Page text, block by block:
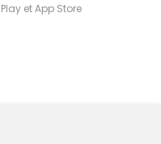
et App Store
votre commande à Amiens
ou recevez-là rapidement